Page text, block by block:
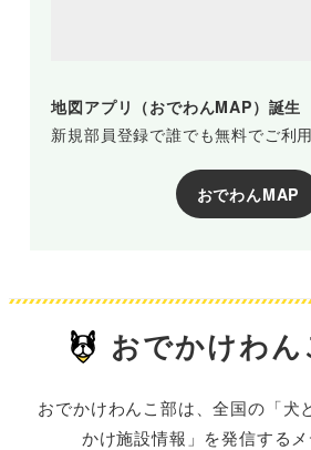
地図アプリ（おでわんMAP）誕生
新規部員登録で誰でも無料でご利
おでわんMAP
おでかけわん
おでかけわんこ部は、全国の「犬
かけ施設情報」を発信するメ